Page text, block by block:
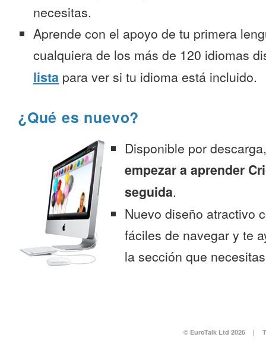
necesitas.
Aprende con el apoyo de tu primera
cualquiera de los más de 120 idiomas
lista para ver si tu idioma está incluido.
¿Qué es nuevo?
Disponible por
empezar a aprender
seguida.
Nuevo diseño atractivo
fáciles de navegar y te
la sección que
© EuroTalk Ltd 2026 |